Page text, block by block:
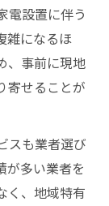
電設置に伴う
雑になるほ
、事前に現地
寄せることが
スも業者選び
が多い業者を
く、地域特有